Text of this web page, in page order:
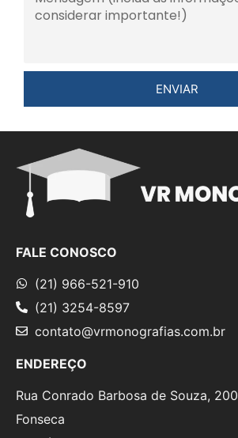
ENVIAR
FALE CONOSCO
(21) 966-521-910
(21) 3254-8597
contato@vrmonografias.com.br
ENDEREÇO
Rua Conrado Barbosa de Souza, 200
Fonseca